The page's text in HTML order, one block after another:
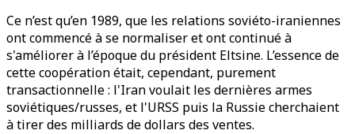
Ce n’est qu’en 1989, que les relations soviéto-iraniennes
ont commencé à se normaliser et ont continué à
s'améliorer à l’époque du président Eltsine. L’essence de
cette coopération était, cependant, purement
transactionnelle : l'Iran voulait les dernières armes
soviétiques/russes, et l'URSS puis la Russie cherchaient
à tirer des milliards de dollars des ventes.